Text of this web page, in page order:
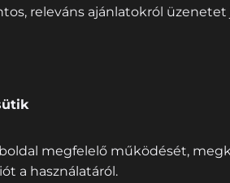
releváns ajánlatokról
megfelelő működését,
a használatáról.